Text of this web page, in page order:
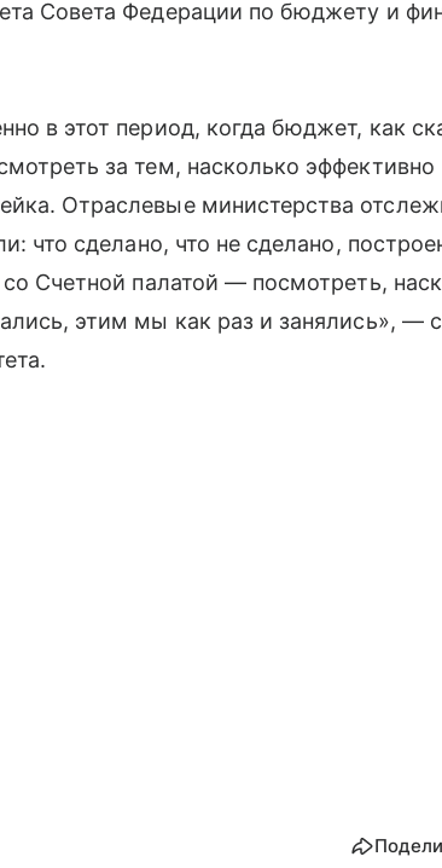
Совета Федерации по бюджету и
в этот период, когда бюджет, как
за тем, насколько эффективно
Отраслевые министерства
что сделано, что не сделано,
Счетной палатой — посмотреть,
этим мы как раз и занялись», —